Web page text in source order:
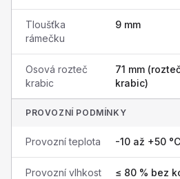
Tloušťka
rámečku
9 mm
Osová rozteč
krabic
71 mm
krabic)
PROVOZNÍ PODMÍNKY
Provozní teplota -10 až +50 °C
Provozní vlhkost ≤ 80 % bez